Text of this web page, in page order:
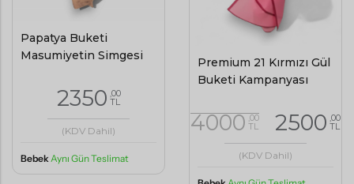
Papatya Buketi
Masumiyetin Simgesi
2350 ,00
TL
(KDV Dahil)
Bebek Aynı Gün Teslimat
Premium 21 Kırmızı Gül
Buketi Kampanyası
4000 ,00
TL 2500 ,00
TL
(KDV Dahil)